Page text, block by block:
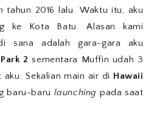
tahun 2016 lalu. Waktu itu, aku
ke Kota Batu. Alasan kami
sana adalah gara-gara aku
2 sementara Muffin udah 3
aku. Sekalian main air di Hawaii
baru-baru launching pada saat